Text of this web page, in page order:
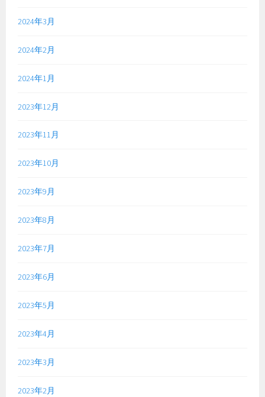
2024年3月
2024年2月
2024年1月
2023年12月
2023年11月
2023年10月
2023年9月
2023年8月
2023年7月
2023年6月
2023年5月
2023年4月
2023年3月
2023年2月